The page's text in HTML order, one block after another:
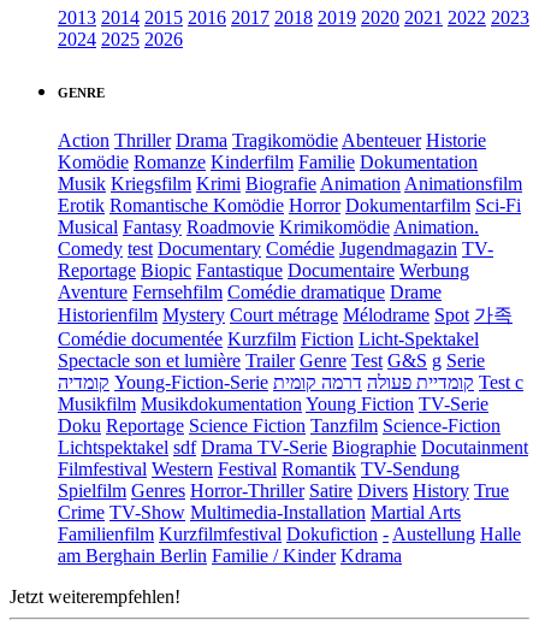
2013 2014 2015 2016 2017 2018 2019 2020 2021 2022 2023
2024 2025 2026
GENRE
Action Thriller Drama Tragikomödie Abenteuer Historie
Komödie Romanze Kinderfilm Familie Dokumentation
Musik Kriegsfilm Krimi Biografie Animation Animationsfilm
Erotik Romantische Komödie Horror Dokumentarfilm Sci-Fi
Musical Fantasy Roadmovie Krimikomödie Animation.
Comedy test Documentary Comédie Jugendmagazin TV-
Reportage Biopic Fantastique Documentaire Werbung
Aventure Fernsehfilm Comédie dramatique Drame
Historienfilm Mystery Court métrage Mélodrame Spot 가족
Comédie documentée Kurzfilm Fiction Licht-Spektakel
Spectacle son et lumière Trailer Genre Test G&S g Serie
קומדיה Young-Fiction-Serie קומדיית פעולה דרמה קומית
Test c
Musikfilm Musikdokumentation Young Fiction TV-Serie
Doku Reportage Science Fiction Tanzfilm Science-Fiction
Lichtspektakel sdf Drama TV-Serie Biographie Docutainment
Filmfestival Western Festival Romantik TV-Sendung
Spielfilm Genres Horror-Thriller Satire Divers History True
Crime TV-Show Multimedia-Installation Martial Arts
Familienfilm Kurzfilmfestival Dokufiction - Austellung Halle
am Berghain Berlin Familie / Kinder Kdrama
Jetzt weiterempfehlen!